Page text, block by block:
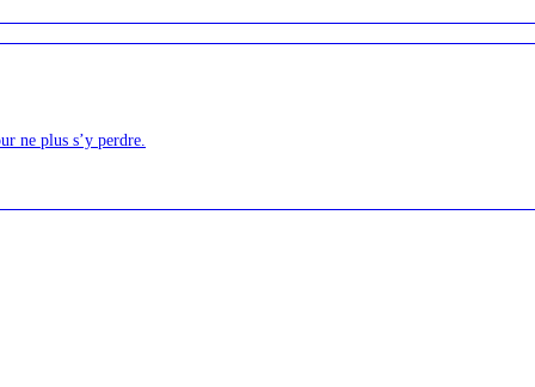
ne plus s’y perdre.